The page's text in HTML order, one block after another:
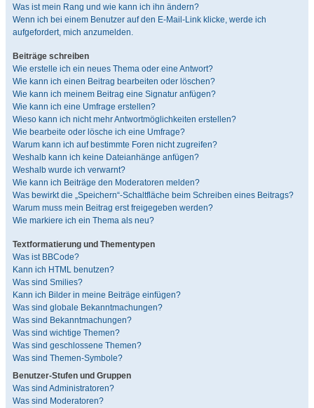
Was ist mein Rang und wie kann ich ihn ändern?
Wenn ich bei einem Benutzer auf den E-Mail-Link klicke, werde ich
aufgefordert, mich anzumelden.
Beiträge schreiben
Wie erstelle ich ein neues Thema oder eine Antwort?
Wie kann ich einen Beitrag bearbeiten oder löschen?
Wie kann ich meinem Beitrag eine Signatur anfügen?
Wie kann ich eine Umfrage erstellen?
Wieso kann ich nicht mehr Antwortmöglichkeiten erstellen?
Wie bearbeite oder lösche ich eine Umfrage?
Warum kann ich auf bestimmte Foren nicht zugreifen?
Weshalb kann ich keine Dateianhänge anfügen?
Weshalb wurde ich verwarnt?
Wie kann ich Beiträge den Moderatoren melden?
Was bewirkt die „Speichern“-Schaltfläche beim Schreiben eines Beitrags?
Warum muss mein Beitrag erst freigegeben werden?
Wie markiere ich ein Thema als neu?
Textformatierung und Thementypen
Was ist BBCode?
Kann ich HTML benutzen?
Was sind Smilies?
Kann ich Bilder in meine Beiträge einfügen?
Was sind globale Bekanntmachungen?
Was sind Bekanntmachungen?
Was sind wichtige Themen?
Was sind geschlossene Themen?
Was sind Themen-Symbole?
Benutzer-Stufen und Gruppen
Was sind Administratoren?
Was sind Moderatoren?